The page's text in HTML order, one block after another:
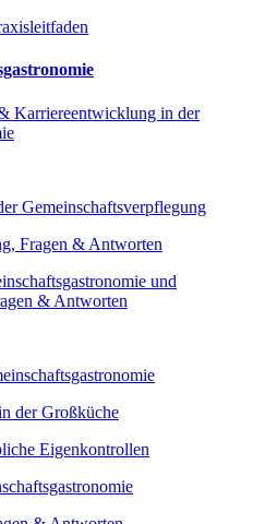
Karriereentwicklung in der
Gemeinschaftsverpflegung
Fragen & Antworten
und
& Antworten
der Großküche
Eigenkontrollen